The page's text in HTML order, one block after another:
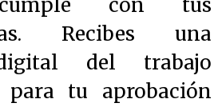
con tus
Recibes una
del trabajo
para tu aprobación